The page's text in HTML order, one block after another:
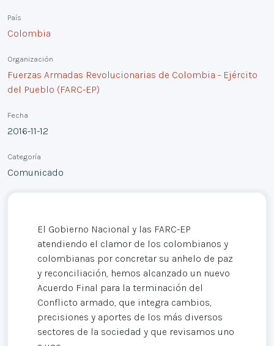
País
Colombia
Organización
Fuerzas Armadas Revolucionarias de Colombia - Ejército
del Pueblo (FARC-EP)
Fecha
2016-11-12
Categoría
Comunicado
El Gobierno Nacional y las FARC-EP
atendiendo el clamor de los colombianos y
colombianas por concretar su anhelo de paz
y reconciliación, hemos alcanzado un nuevo
Acuerdo Final para la terminación del
Conflicto armado, que integra cambios,
precisiones y aportes de los más diversos
sectores de la sociedad y que revisamos uno